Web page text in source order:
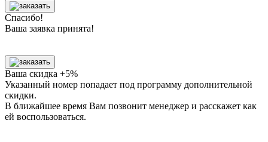
Спасибо!
Ваша заявка принята!
Ваша скидка +5%
Указанный номер попадает под программу дополнительной
скидки.
В ближайшее время Вам позвонит менеджер и расскажет как
ей воспользоваться.